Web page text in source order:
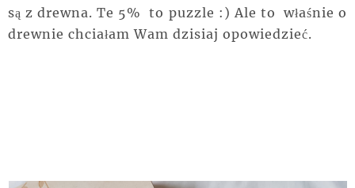
są z drewna. Te 5% to puzzle :) Ale to właśnie o
drewnie chciałam Wam dzisiaj opowiedzieć.